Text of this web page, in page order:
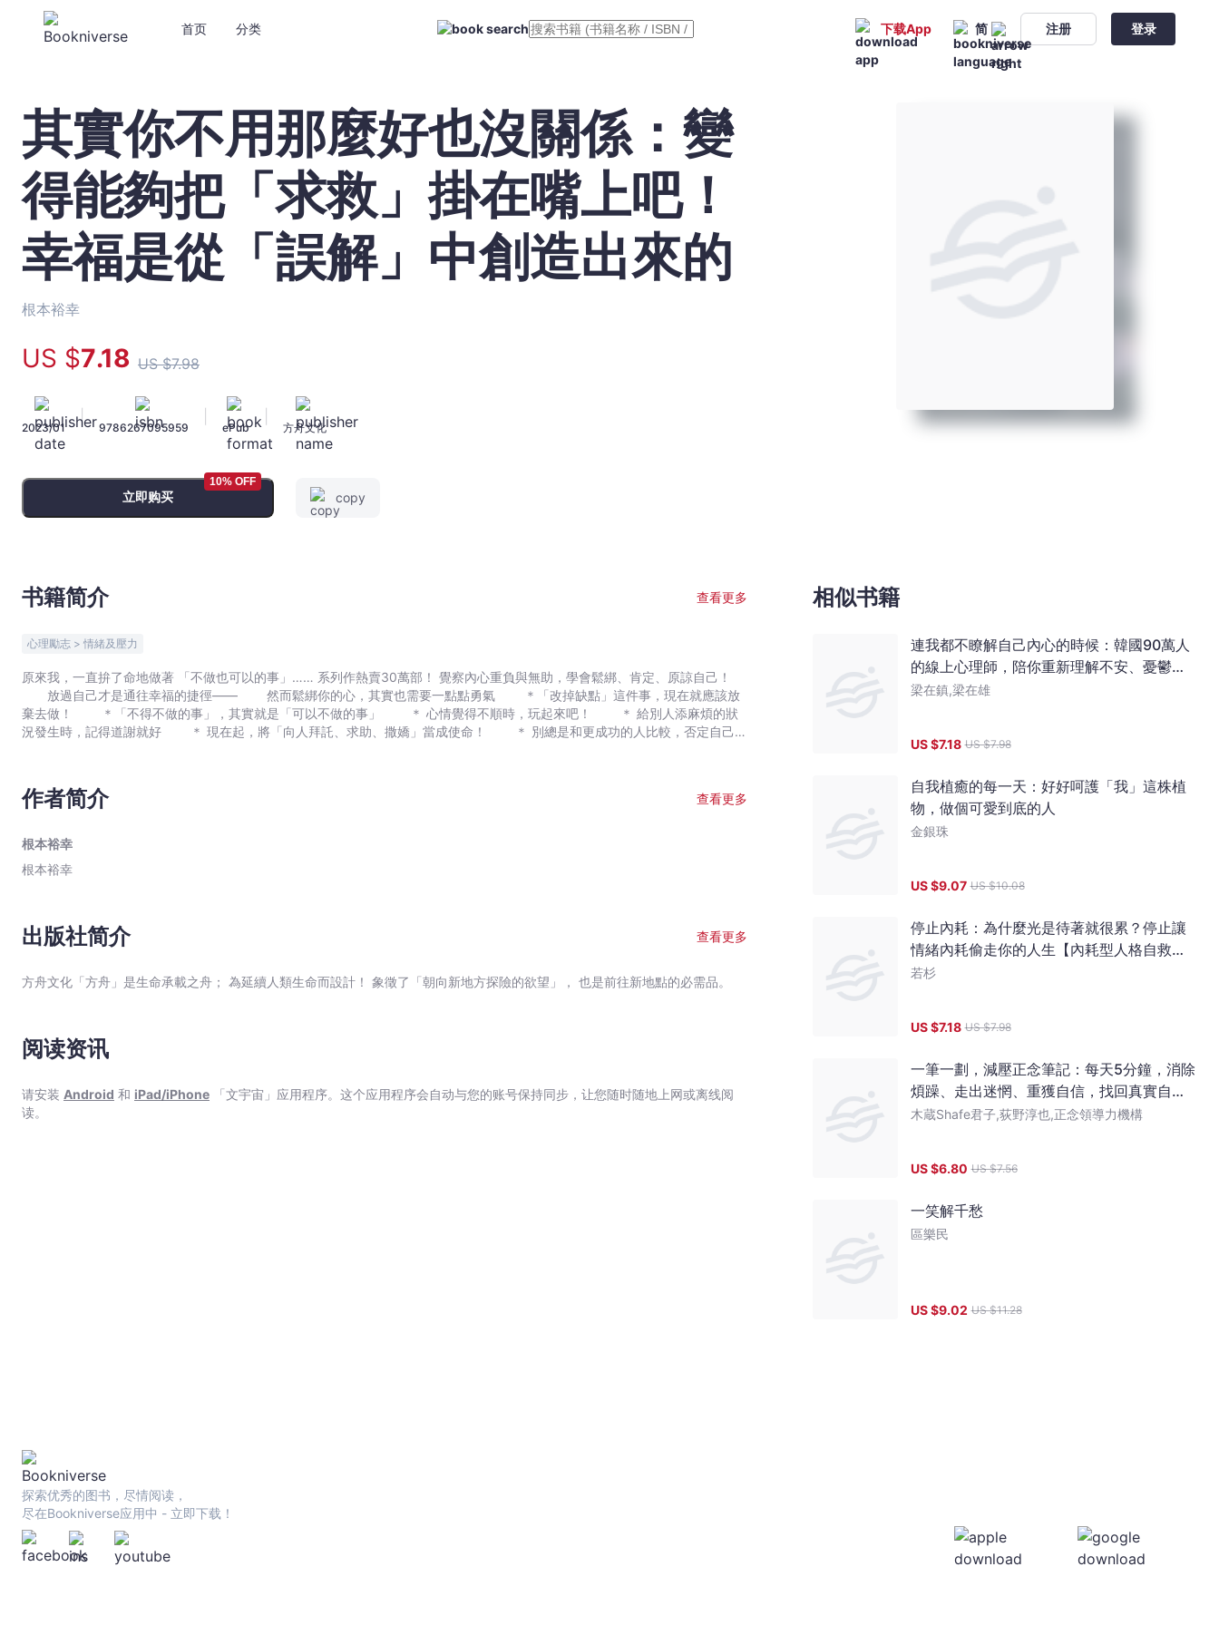
首页 分类 下载App 简 注册 登录
其
你
不
用
那
麼
好
沒
係：
得
能
夠
「求
上
幸
是
「誤
創
造
來
的
本
幸
宇
｜
Bookniverse
其實你不用那麼好也沒關係：變
得能夠把「求救」掛在嘴上吧！
幸福是從「誤解」中創造出來的
根本裕幸
US $7.18 US $7.98
2023/01
|
9786267095959 ePub 方舟文化
立即购买
10% OFF
copy
书籍简介 查看更多
心理勵志 > 情緒及壓力
原來我，一直拚了命地做著 「不做也可以的事」…… 系列作熱賣30萬部！ 覺察內心重負與無助，學會鬆綁、肯定、原諒自己！
放過自己才是通往幸福的捷徑—— 然而鬆綁你的心，其實也需要一點點勇氣 ＊「改掉缺點」這件事，現在就應該放
棄去做！ ＊「不得不做的事」，其實就是「可以不做的事」 ＊ 心情覺得不順時，玩起來吧！ ＊ 給別人添麻煩的狀
況發生時，記得道謝就好 ＊ 現在起，將「向人拜託、求助、撒嬌」當成使命！ ＊ 別總是和更成功的人比較，否定自己
福」，恐怕是因為對自己太過嚴苛吧？ 「總是沒辦法好好喘口氣。」 「我工作做得還不錯，生活也過得還可以，為什麼
總覺得人生好苦？！」 「這些事不是很基本的嗎？我為什麼做不到，真是有夠爛！」 「我還不行，還差得遠，要是鬆懈
令人失望，不做「不該做」的事…… 以上這些，是你的心聲與寫照嗎？如果「自律、完美、獨立、成熟、親切」是你所追求與
有太多事難盡如人願，使兢兢業業的你常感「疑惑、不安、壓抑、無力」……。高壓、不快樂的生活，讓你為自己的付出感到不
好壞，幸福從解放內心開始 「不要再對自己過度期待——你知道那樣會讓你崩潰嗎？」 明明就已經快崩潰了，卻還在拚
命堅持，告訴自己「我做得到」？希望你能按下「暫停鍵」，因為你的心早已到達極限，無法回應你的期待了。 「幹嘛給自
要滿出來的小貨車，已經開得歪歪扭扭了…… 「你打算把自己逼到什麼程度？你以為自己是無敵的嗎？」 或許你真的
本不是沒事好嗎？ 「好累時就應該說好累，你的心已經在哀嚎了不是嗎？」 都累成這樣了，幹嘛還硬撐？幹嘛還繼續折
磨自己呢？你有聽見內心的哀嚎嗎？請好好傾聽內心的聲音。 ★ 你已經夠好，只差對自己不夠好 本書作者「根本裕幸」
明具有令人稱羨的魅力與價值，卻不願肯定自己；明明深獲旁人信賴，自己卻完全感受不到……。 明明很優秀，卻不斷打壓、
質疑、限制自己——這是多麼可惜啊！ 本書便是專為如此優秀卻無法自滿的你而寫。根本心理師藉由多年諮商經驗，和自己
作者简介 查看更多
根本裕幸
根本裕幸
出版社简介 查看更多
方舟文化「方舟」是生命承載之舟； 為延續人類生命而設計！ 象徵了「朝向新地方探險的欲望」， 也是前往新地點的必需品。
阅读资讯
请安装 Android 和 iPad/iPhone 「文宇宙」应用程序。这个应用程序会自动与您的账号保持同步，让您随时随地上网或离线阅
读。
相似书籍
連我都不瞭解自己內心的時候：韓國90萬人
的線上心理師，陪你重新理解不安、憂鬱與
焦慮，找到痛點，正視內心的求救訊號
梁在鎮,梁在雄
US $7.18 US $7.98
自我植癒的每一天：好好呵護「我」這株植
物，做個可愛到底的人
金銀珠
US $9.07 US $10.08
停止內耗：為什麼光是待著就很累？停止讓
情緒內耗偷走你的人生【內耗型人格自救小
本本】
若杉
US $7.18 US $7.98
一筆一劃，減壓正念筆記：每天5分鐘，消除
煩躁、走出迷惘、重獲自信，找回真實自我
的書寫魔法
木蔵Shafe君子,荻野淳也,正念領導力機構
US $6.80 US $7.56
一笑解千愁
區樂民
US $9.02 US $11.28
探索优秀的图书，尽情阅读，
尽在Bookniverse应用中 - 立即下载！